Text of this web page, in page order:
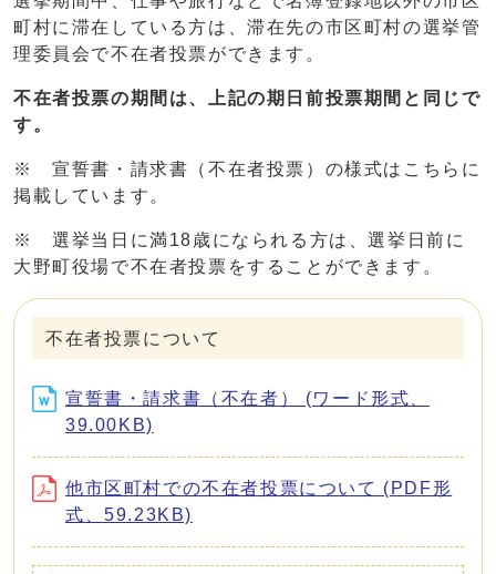
町村に滞在している方は、滞在先の市区町村の選挙管
理委員会で不在者投票ができます。
不在者投票の期間は、上記の期日前投票期間と同じで
す。
※ 宣誓書・請求書（不在者投票）の様式はこちらに
掲載しています。
※ 選挙当日に満18歳になられる方は、選挙日前に
大野町役場で不在者投票をすることができます。
不在者投票について
宣誓書・請求書（不在者） (ワード形式、
39.00KB)
他市区町村での不在者投票について (PDF形
式、59.23KB)